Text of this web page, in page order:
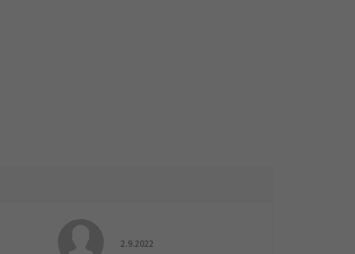
z 5 hvězdiček. Hodnocení obchodu je 5 z 5 hvězdiček.
2.9.2022